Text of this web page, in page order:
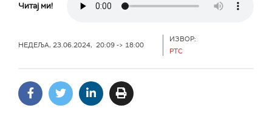
Читај ми!
НЕДЕЉА, 23.06.2024, 20:09 -> 18:00
ИЗВОР:
РТС